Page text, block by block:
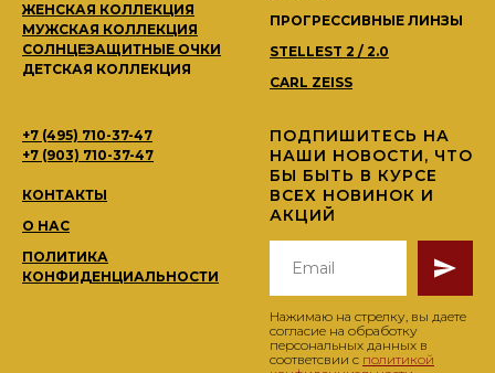
ЖЕНСКАЯ КОЛЛЕКЦИЯ
МУЖСКАЯ КОЛЛЕКЦИЯ
СОЛНЦЕЗАЩИТНЫЕ ОЧКИ
ДЕТСКАЯ КОЛЛЕКЦИЯ
ПРОГРЕССИВНЫЕ ЛИНЗЫ
STELLEST 2 / 2.0
CARL ZEISS
+7 (495) 710-37-47
+7 (903) 710-37-47
КОНТАКТЫ
О НАС
ПОЛИТИКА
КОНФИДЕНЦИАЛЬНОСТИ
ПОДПИШИТЕСЬ НА
НАШИ НОВОСТИ, ЧТО
БЫ БЫТЬ В КУРСЕ
ВСЕХ НОВИНОК И
АКЦИЙ
Нажимаю на стрелку, вы даете
согласие на обработку
персональных данных в
соответсвии с политикой